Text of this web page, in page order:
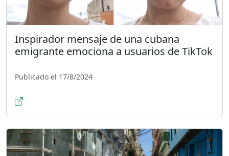
Inspirador mensaje de una cubana
emigrante emociona a usuarios de TikTok
Publicado el 17/8/2024